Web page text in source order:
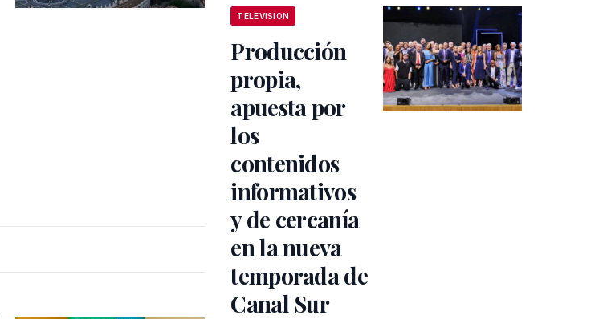
TELEVISION
Producción
propia,
apuesta por
los
contenidos
informativos
y de cercanía
en la nueva
temporada de
Canal Sur